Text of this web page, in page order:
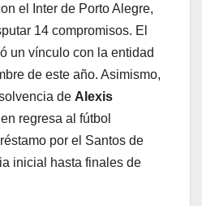
el Inter de Porto Alegre,
14 compromisos. El
un vínculo con la entidad
de este año. Asimismo,
de Alexis
regresa al fútbol
por el Santos de
inicial hasta finales de